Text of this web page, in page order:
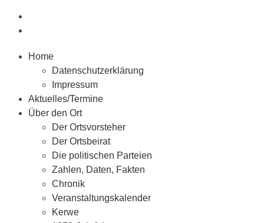
Home
Datenschutzerklärung
Impressum
Aktuelles/Termine
Über den Ort
Der Ortsvorsteher
Der Ortsbeirat
Die politischen Parteien
Zahlen, Daten, Fakten
Chronik
Veranstaltungskalender
Kerwe